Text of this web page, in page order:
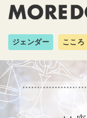
ジェンダー こころ